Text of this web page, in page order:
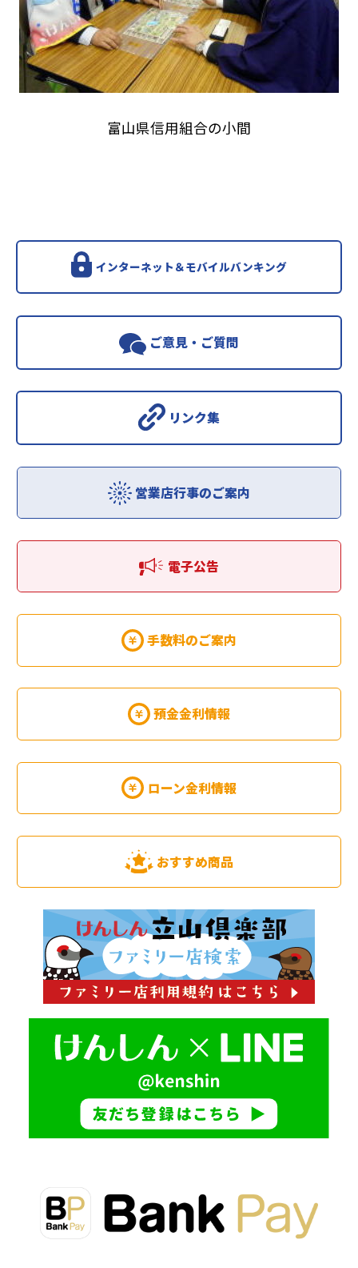
富山県信用組合の小間
インターネット＆モバイルバンキング
ご意見・ご質問
リンク集
営業店行事のご案内
電子公告
手数料のご案内
預金金利情報
ローン金利情報
おすすめ商品